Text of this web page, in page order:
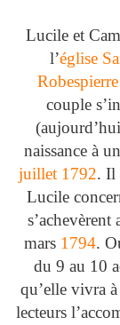
Lucile et
l’église
Robespierre
couple
naissance à
juillet 1792. Il
Lucile
mars 1794.
du 9 au 10
qu’elle vivra
lecteurs